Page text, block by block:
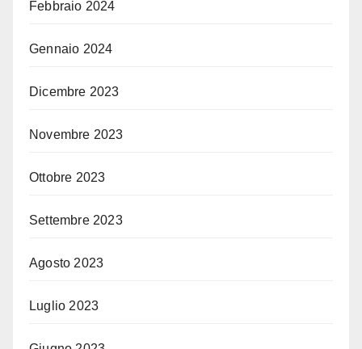
Febbraio 2024
Gennaio 2024
Dicembre 2023
Novembre 2023
Ottobre 2023
Settembre 2023
Agosto 2023
Luglio 2023